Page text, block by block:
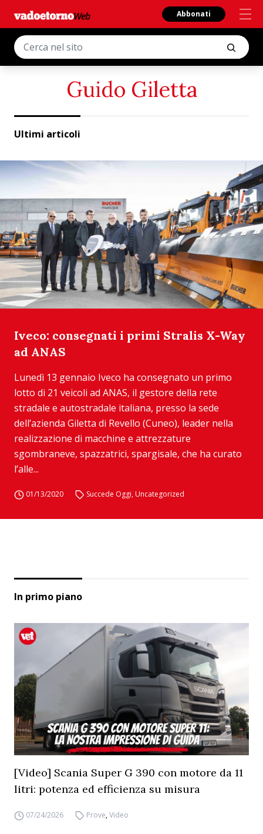
Abbonati
Guido Giletta
Ultimi articoli
Iveco: consegnati i primi Stralis X-Way
ad ANAS
Lunedì 13 gennaio Iveco ha consegnato un primo
lotto di 21 veicoli ad ANAS, il gestore della rete
stradale e autostradale italiana, presso la sede
dell’azienda Giletta di Revello (Cuneo), leader nella
realizzazione di macchine e attrezzature
sgombraneve, spazzatrici, spargisale, che ha curato
l’alle...
01/13/2020 Succede Oggi, Uncategorized
In primo piano
[Video] Scania Super G 390 con motore da 11
litri: potenza ed efficienza su misura
07/24/2026 Prove,Video